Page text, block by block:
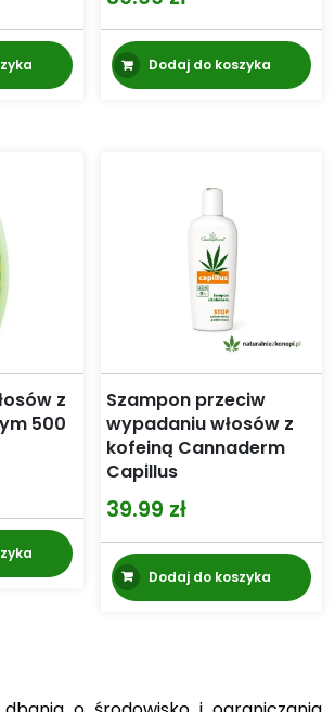
Dodaj do koszyka
z
500
Szampon przeciw
wypadaniu włosów z
kofeiną Cannaderm
Capillus
39.99 zł
Dodaj do koszyka